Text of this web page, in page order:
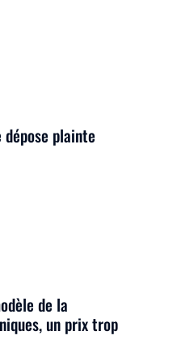
dépose plainte
de la
un prix trop